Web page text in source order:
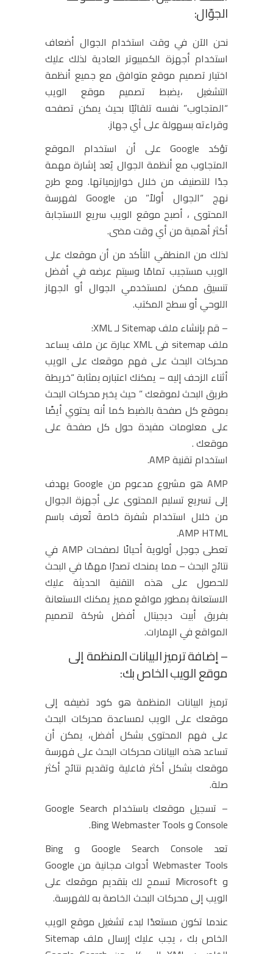
الجوّال:
نحن الآن في وقت استخدام الجوال أضعاف
استخدام أجهزة الكمبيوتر العادية لذلك عليك
اختيار تصميم موقع متوافق مع جميع أنظمة
التشغيل ،يضبط تصميم موقع الويب
“المتجاوب” نفسه تلقائيًا بحيث يمكن تصفحه
وقراءته بسهولة على أي جهاز.
تؤكد Google على أن استخدام الموقع
المتجاوب مع أنظمة الجوال يُعد إشارة مهمة
جدًا للتصنيف من خلال خوارزمياتها. ومع طرح
نهج “الجوال أولاً” من Google لفهرسة
المحتوى ، أصبح موقع الويب سريع الاستجابة
أكثر أهمية من أي وقت مضى.
لذلك من المنطقي التأكد من أن موقعك على
الويب مستجيب تمامًا وسيتم عرضه في أفضل
تنسيق ممكن لمستخدمي الجوال أو الجهاز
اللوحي أو سطح المكتب.
– قم بإنشاء ملف Sitemap لـ XML:
ملف sitemap فى XML عبارة عن ملف يساعد
محركات البحث على فهم موقعك على الويب
أثناء الزحف إليه – يمكنك اعتباره بمثابة “خريطة
طريق البحث لموقعك ” حيث يخبر محركات البحث
بموقع كل صفحة بالضبط كما أنه يحتوي أيضًا
على معلومات مفيدة حول كل صفحة على
موقعك .
استخدام تقنية AMP.
AMP هو مشروع مدعوم من Google يهدف
إلى تسريع تسليم المحتوى على أجهزة الجوال
من خلال استخدام شفرة خاصة تُعرف باسم
AMP HTML.
تعطى جوجل أولوية أحيانًا لصفحات AMP في
نتائج البحث – مما يمنحك تصدرًا مهمًا في البحث
للحصول على هذه التقنية الحديثة عليك
الاستعانة بمطور مواقع مميز يمكنك الاستعانة
بفريق أبيت ديجيتال أفضل شركة لتصميم
المواقع في الإمارات.
– إضافة ترميز البيانات المنظمة إلى
موقع الويب الخاص بك:
ترميز البيانات المنظمة هو كود تضيفه إلى
موقعك على الويب لمساعدة محركات البحث
على فهم المحتوى بشكل أفضل، يمكن أن
تساعد هذه البيانات محركات البحث على فهرسة
موقعك بشكل أكثر فاعلية وتقديم نتائج أكثر
صلة.
– تسجيل موقعك باستخدام Google Search
Console و Bing Webmaster Tools.
تعد Google Search Console و Bing
Webmaster Tools أدوات مجانية من Google
و Microsoft تسمح لك بتقديم موقعك على
الويب إلى محركات البحث الخاصة به للفهرسة.
عندما تكون مستعدًا لبدء تشغيل موقع الويب
الخاص بك ، يجب عليك إرسال ملف Sitemap